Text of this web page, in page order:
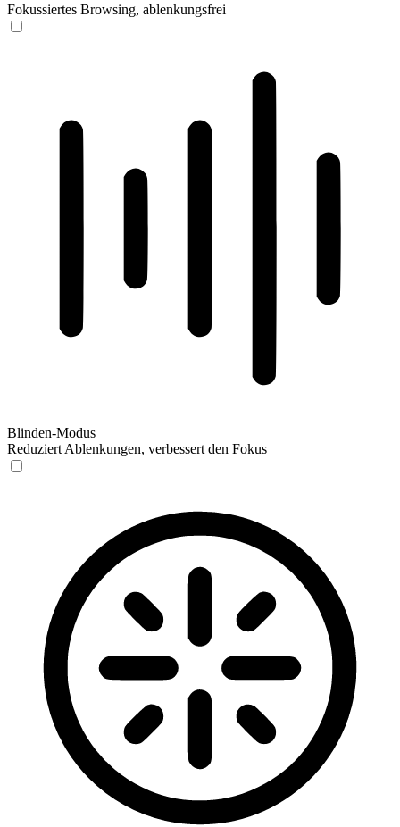
Fokussiertes Browsing, ablenkungsfrei
Blinden-Modus
Reduziert Ablenkungen, verbessert den Fokus